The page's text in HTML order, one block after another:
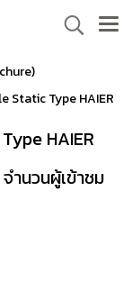
Static Type HAIER
HAIER
จำนวนผู้เข้าชม